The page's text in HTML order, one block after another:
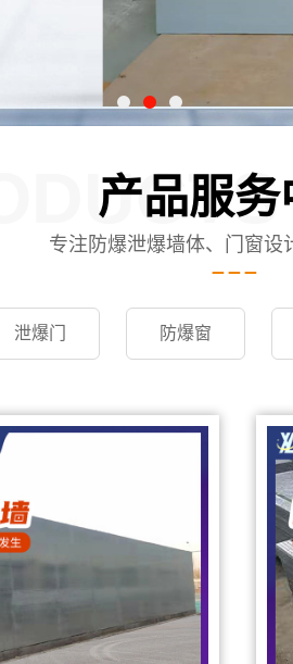
产品服务
专注防爆泄爆墙体、门窗设
泄爆门 防爆窗